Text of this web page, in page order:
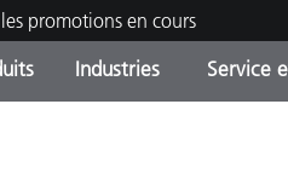
promotions en cours
Industries Service